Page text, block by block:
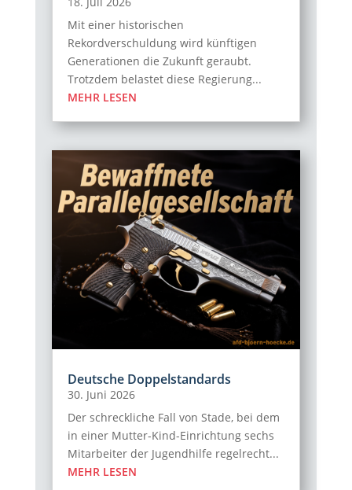
Mit einer historischen
Rekordverschuldung wird künftigen
Generationen die Zukunft geraubt.
Trotzdem belastet diese Regierung...
MEHR LESEN
Deutsche Doppelstandards
30. Juni 2026
Der schreckliche Fall von Stade, bei dem
in einer Mutter-Kind-Einrichtung sechs
Mitarbeiter der Jugendhilfe regelrecht...
MEHR LESEN